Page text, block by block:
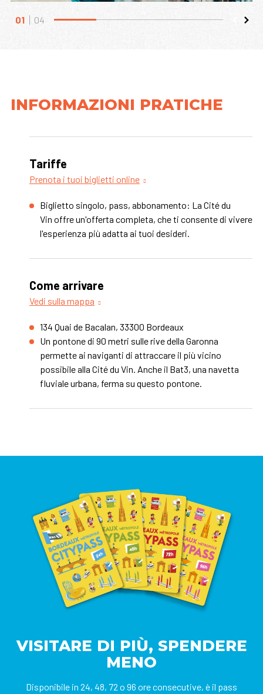
01 04
INFORMAZIONI PRATICHE
Tariffe
Prenota i tuoi biglietti online
Biglietto singolo, pass, abbonamento: La Cité du
Vin offre un'offerta completa, che ti consente di vivere
l'esperienza più adatta ai tuoi desideri.
Come arrivare
Vedi sulla mappa
134 Quai de Bacalan, 33300 Bordeaux
Un pontone di 90 metri sulle rive della Garonna
permette ai naviganti di attraccare il più vicino
possibile alla Cité du Vin. Anche il Bat3, una navetta
fluviale urbana, ferma su questo pontone.
VISITARE DI PIÙ, SPENDERE
MENO
Disponibile in 24, 48, 72 o 96 ore consecutive, è il pass